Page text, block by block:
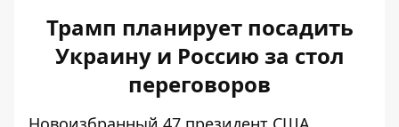
Трамп планирует посадить
Украину и Россию за стол
переговоров